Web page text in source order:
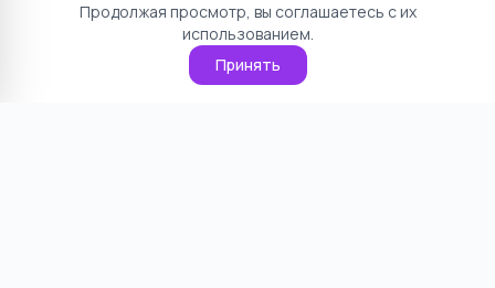
Продолжая просмотр, вы соглашаетесь с их
использованием.
Принять